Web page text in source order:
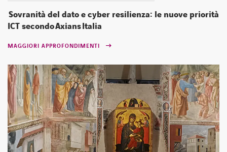
Sovranità del dato e cyber resilienza: le nuove priorità
ICT secondo Axians Italia
MAGGIORI APPROFONDIMENTI